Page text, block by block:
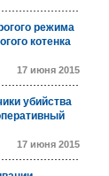
режима
котенка
17 июня 2015
убийства
17 июня 2015